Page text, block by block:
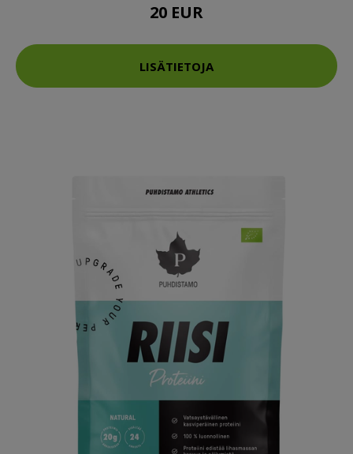
20 EUR
LISÄTIETOJA